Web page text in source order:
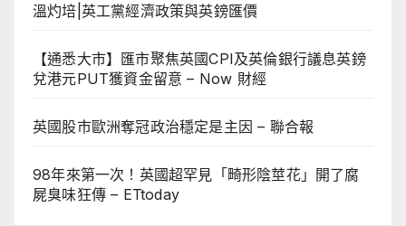
溫灼培|英工黨經濟政策與英鎊匯價
【通悉大市】匯市聚焦英國CPI及英倫銀行議息英鎊
兌港元PUT獲資金留意 – Now 財經
英國股市歐洲奪冠政治穩定是主因 – 聯合報
98年來第一次！英國超罕見「畸形陰莖花」開了腐
屍臭味狂傳 – ETtoday